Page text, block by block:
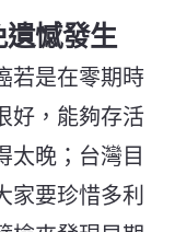
憾發生
若是在零期時
好，能夠存活
太晚；台灣目
家要珍惜多利